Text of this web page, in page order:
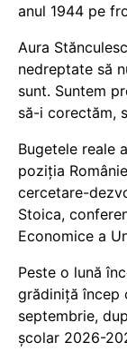
anul 1944 pe
Aura
nedreptate să
sunt. Suntem
să-i corectăm,
Bugetele reale
poziția
cercetare-
Stoica,
Economice a
Peste o lună
grădiniță încep
septembrie,
școlar 2026-